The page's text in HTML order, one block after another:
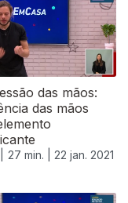
das mãos:
das mãos
27 min. | 22 jan. 2021